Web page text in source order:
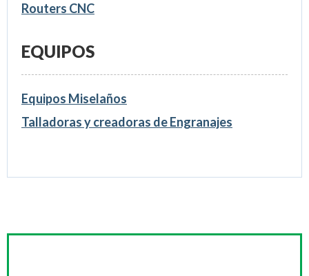
Routers CNC
EQUIPOS
Equipos Miselaños
Talladoras y creadoras de Engranajes